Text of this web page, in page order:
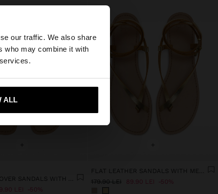
our traffic. We also share
who may combine it with
ALL
×
la United States
FLAT CROSSOVER SANDALS WITH ANIMAL EMBOSSING
LEI
50%
+
FLAT LEATHER SANDALS WITH METALLIC STRAPS
179.90 LEI
89.90 LEI 50%